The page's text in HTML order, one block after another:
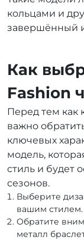
кольцами и
завершённый
Как
Fashion
Перед тем как
важно
ключевых
модель,
стиль и будет
сезонов.
Выберите
вашим стилем.
Обратите
металл